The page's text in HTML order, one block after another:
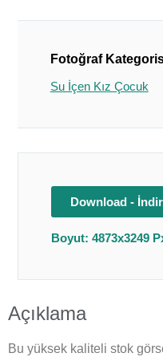
Fotoğraf
Su İçen Kız Çocuk
Download - İndir
Boyut: 4873x3249
Açıklama
Bu yüksek kaliteli stok